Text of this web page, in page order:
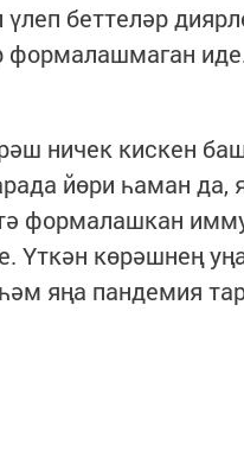
беттеләр
формалашмаган
ничек кискен
йөри һаман
формалашкан
Үткән көрәшнең
яңа пандемия